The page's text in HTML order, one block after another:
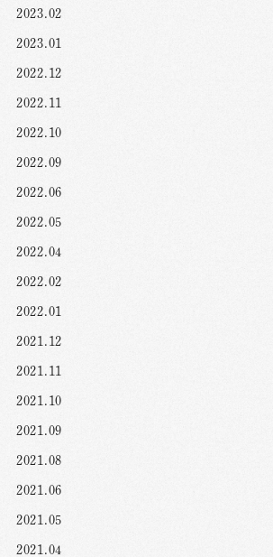
2023.02
2023.01
2022.12
2022.11
2022.10
2022.09
2022.06
2022.05
2022.04
2022.02
2022.01
2021.12
2021.11
2021.10
2021.09
2021.08
2021.06
2021.05
2021.04